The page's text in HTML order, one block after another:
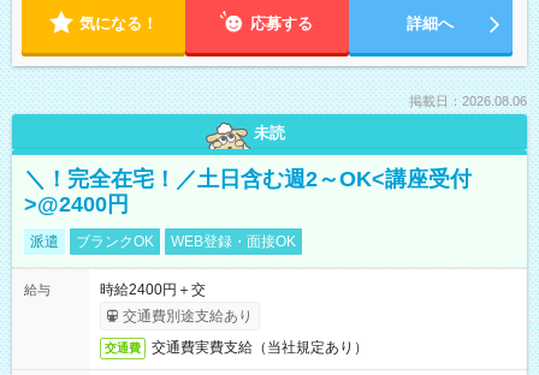
気になる！ 応募する 詳細へ
掲載日：2026.08.06
未読
＼！完全在宅！／土日含む週2～OK<講座受付
>@2400円
派遣 ブランクOK WEB登録・面接OK
給与
時給2400円＋交
交通費別途支給あり
交通費 交通費実費支給（当社規定あり）